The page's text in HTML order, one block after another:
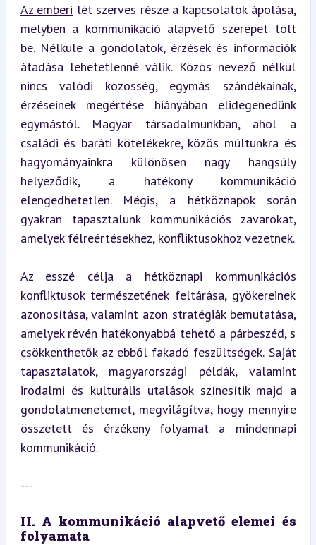
Az emberi lét szerves része a kapcsolatok ápolása,
melyben a kommunikáció alapvető szerepet tölt
be. Nélküle a gondolatok, érzések és információk
átadása lehetetlenné válik. Közös nevező nélkül
nincs valódi közösség, egymás szándékainak,
érzéseinek megértése hiányában elidegenedünk
egymástól. Magyar társadalmunkban, ahol a
családi és baráti kötelékekre, közös múltunkra és
hagyományainkra különösen nagy hangsúly
helyeződik, a hatékony kommunikáció
elengedhetetlen. Mégis, a hétköznapok során
gyakran tapasztalunk kommunikációs zavarokat,
amelyek félreértésekhez, konfliktusokhoz vezetnek.
Az esszé célja a hétköznapi kommunikációs
konfliktusok természetének feltárása, gyökereinek
azonosítása, valamint azon stratégiák bemutatása,
amelyek révén hatékonyabbá tehető a párbeszéd, s
csökkenthetők az ebből fakadó feszültségek. Saját
tapasztalatok, magyarországi példák, valamint
irodalmi és kulturális utalások színesítik majd a
gondolatmenetemet, megvilágítva, hogy mennyire
összetett és érzékeny folyamat a mindennapi
kommunikáció.
---
II. A kommunikáció alapvető elemei és
folyamata